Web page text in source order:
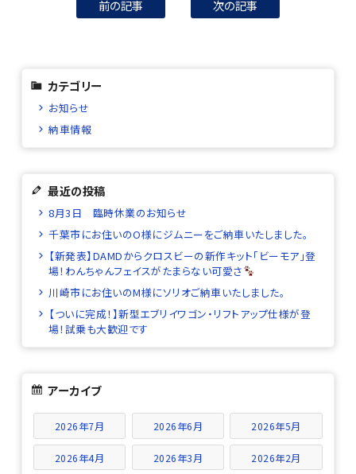
前の記事 次の記事
カテゴリー
お知らせ
納車情報
最近の投稿
8月3日 臨時休業のお知らせ
千葉市にお住いのO様にジムニーをご納車いたしました。
【新発表】DAMDからクロスビーの新作キット「ビーモア」登
場！わんちゃんフェイスがたまらない可愛さ
川崎市にお住いのM様にソリオご納車いたしました。
【ついに完成！】新型エブリイワゴン・リフトアップ仕様が登
場！試乗も大歓迎です
アーカイブ
2026年7月 2026年6月 2026年5月
2026年4月 2026年3月 2026年2月